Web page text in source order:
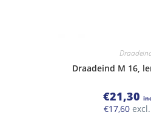
Draadeind M 16,
€21,30
€17,60